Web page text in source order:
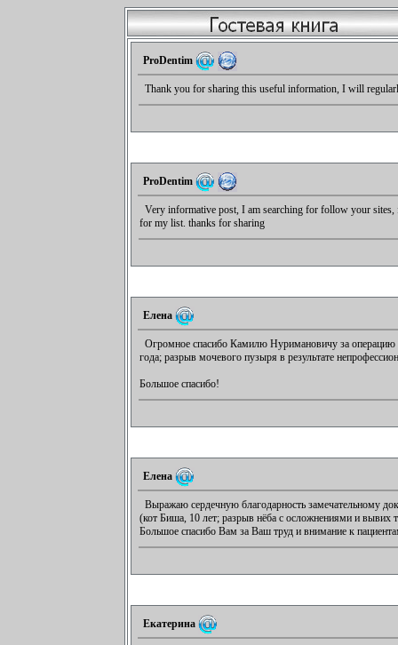
ProDentim
Thank you for sharing this useful information, I will
ProDentim
Very informative post, I am searching for follow your
for my list. thanks for sharing
Елена
Огромное спасибо Камилю Нуримановичу за операцию
года; разрыв мочевого пузыря в результате
Большое спасибо!
Елена
Выражаю сердечную благодарность замечательному
(кот Биша, 10 лет; разрыв нёба с осложнениями и вывих
Большое спасибо Вам за Ваш труд и внимание к
Екатерина